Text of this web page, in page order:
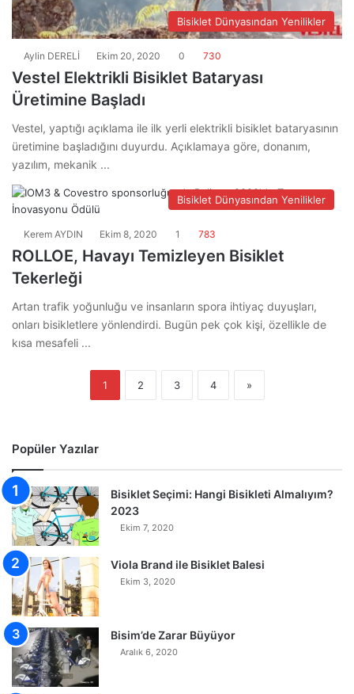
Bisiklet Dünyasından Yenilikler
Aylin DERELİ Ekim 20, 2020 0 730
Vestel Elektrikli Bisiklet Bataryası
Üretimine Başladı
Vestel, yaptığı açıklama ile ilk yerli elektrikli bisiklet bataryasının
üretimine başladığını duyurdu. Açıklamaya göre, donanım,
yazılım, mekanik ...
Bisiklet Dünyasından Yenilikler
Kerem AYDIN Ekim 8, 2020 1 783
ROLLOE, Havayı Temizleyen Bisiklet
Tekerleği
Artan trafik yoğunluğu ve insanların spora ihtiyaç duyuşları,
onları bisikletlere yönlendirdi. Bugün pek çok kişi, özellikle de
kısa mesafeli ...
1 2 3 4 »
Popüler Yazılar
Bisiklet Seçimi: Hangi Bisikleti Almalıyım?
2023
Ekim 7, 2020
Viola Brand ile Bisiklet Balesi
Ekim 3, 2020
Bisim’de Zarar Büyüyor
Aralık 6, 2020